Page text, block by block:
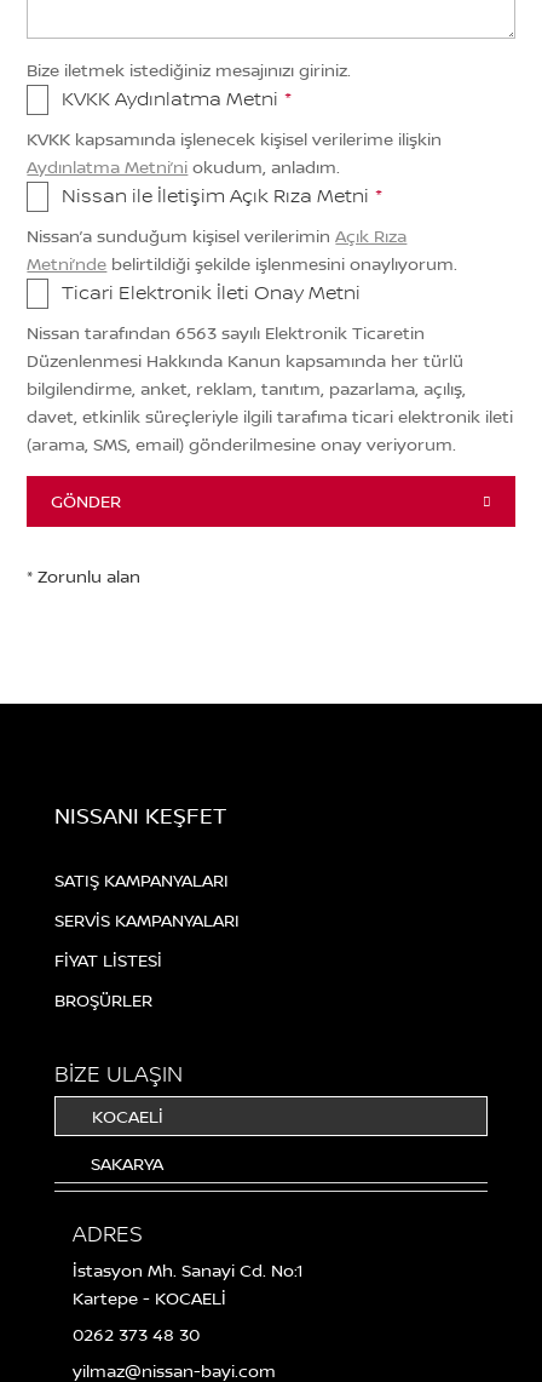
Bize iletmek istediğiniz mesajınızı giriniz.
KVKK Aydınlatma Metni *
KVKK kapsamında işlenecek kişisel verilerime ilişkin
Aydınlatma Metni’ni okudum, anladım.
Nissan ile İletişim Açık Rıza Metni *
Nissan’a sunduğum kişisel verileriminAçık Rıza
Metni’nde belirtildiği şekilde işlenmesini onaylıyorum.
Ticari Elektronik İleti Onay Metni
Nissan tarafından 6563 sayılı Elektronik Ticaretin
Düzenlenmesi Hakkında Kanun kapsamında her türlü
bilgilendirme, anket, reklam, tanıtım, pazarlama, açılış,
davet, etkinlik süreçleriyle ilgili tarafıma ticari elektronik ileti
(arama, SMS, email) gönderilmesine onay veriyorum.
GÖNDER
NISSANI KEŞFET
SATIŞ KAMPANYALARI
SERVİS KAMPANYALARI
FİYAT LİSTESİ
BROŞÜRLER
BİZE ULAŞIN
KOCAELİ
SAKARYA
ADRES
İstasyon Mh. Sanayi Cd. No:1
Kartepe - KOCAELİ
0262 373 48 30
yilmaz@nissan-bayi.com